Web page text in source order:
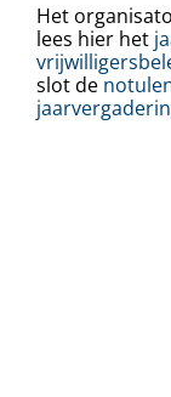
Het
lees hier het
slot de